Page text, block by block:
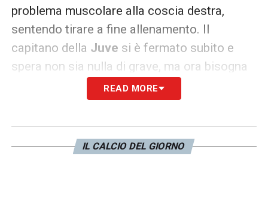
problema muscolare alla coscia destra,
sentendo tirare a fine allenamento. Il
capitano della Juve si è fermato subito e
spera non sia nulla di grave, ma ora bisogna
attendere gli esami strumentali e con la
non ci sarà di sicuro.
rotto il crociato (6 mesi di stop) è il terzo
READ MORE
IL CALCIO DEL GIORNO